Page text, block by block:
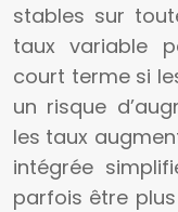
stables sur
taux variable
court terme si
un risque
les taux
intégrée
parfois être